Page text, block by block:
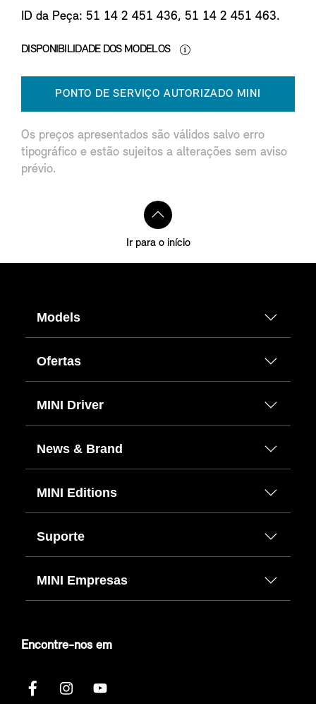
ID da Peça: 51 14 2 451 436, 51 14 2 451 463.
DISPONIBILIDADE DOS MODELOS
PONTO DE SERVIÇO AUTORIZADO MINI
Os preços apresentados são válidos salvo erro
tipográfico e estão sujeitos a alterações sem aviso
prévio.
Ir para o início
Models
Ofertas
MINI Driver
News & Brand
MINI Editions
Suporte
MINI Empresas
Encontre-nos em